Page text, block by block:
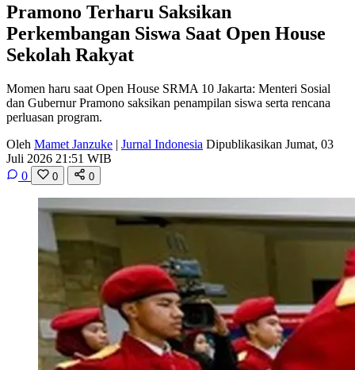
Pramono Terharu Saksikan
Perkembangan Siswa Saat Open House
Sekolah Rakyat
Momen haru saat Open House SRMA 10 Jakarta: Menteri Sosial
dan Gubernur Pramono saksikan penampilan siswa serta rencana
perluasan program.
Oleh Mamet Janzuke | Jurnal Indonesia Dipublikasikan Jumat, 03
Juli 2026 21:51 WIB
0
0 0